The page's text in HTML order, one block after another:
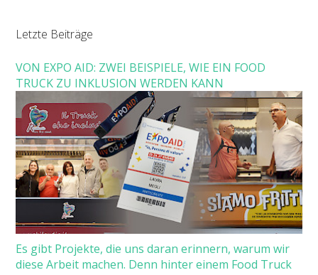
Letzte Beiträge
VON EXPO AID: ZWEI BEISPIELE, WIE EIN FOOD
TRUCK ZU INKLUSION WERDEN KANN
Es gibt Projekte, die uns daran erinnern, warum wir
diese Arbeit machen. Denn hinter einem Food Truck